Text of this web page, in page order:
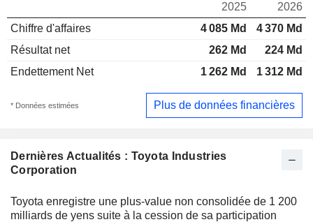
Dernières Actualités : Toyota Industries
Corporation
Toyota enregistre une plus-value non consolidée de 1 200
milliards de yens suite à la cession de sa participation
2025
2026
Chiffre d'affaires
4 085 Md
4 370 Md
Résultat net
262 Md
224 Md
Endettement Net
1 262 Md 1 312 Md
* Données estimées Plus de données financières